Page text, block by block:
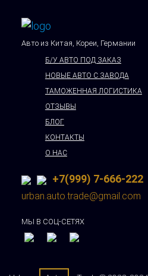
Авто из Китая, Кореи, Германии
Б/У АВТО ПОД ЗАКАЗ
НОВЫЕ АВТО С ЗАВОДА
ТАМОЖЕННАЯ ЛОГИСТИКА
ОТЗЫВЫ
БЛОГ
КОНТАКТЫ
О НАС
+7(999) 7-666-222
urban.auto.trade@gmail.com
МЫ В СОЦ-СЕТЯХ